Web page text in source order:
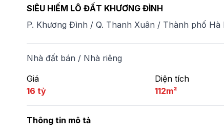
SIÊU HIẾM LÔ ĐẤT KHƯƠNG ĐÌNH
P. Khương Đình / Q. Thanh Xuân / Thành phố Hà
Nhà đất bán / Nhà riêng
Giá
16 tỷ
Diện tích
112m²
Thông tin mô tả